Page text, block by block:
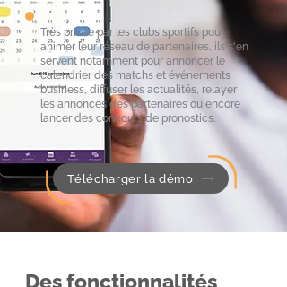
Très prisée par les clubs sportifs pour
animer leur réseau de partenaires, ils s'en
servent notamment pour annoncer le
calendrier des matchs et événements
business, diffuser les actualités, relayer
les annonces des partenaires ou encore
lancer des concours de pronostics.
Télécharger la démo
Des fonctionnalités